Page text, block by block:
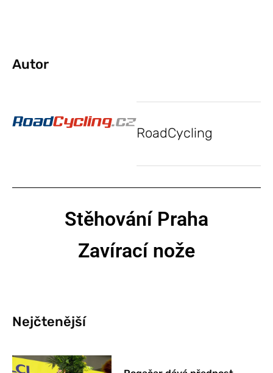
Autor
RoadCycling
Stěhování Praha
Zavírací nože
Nejčtenější